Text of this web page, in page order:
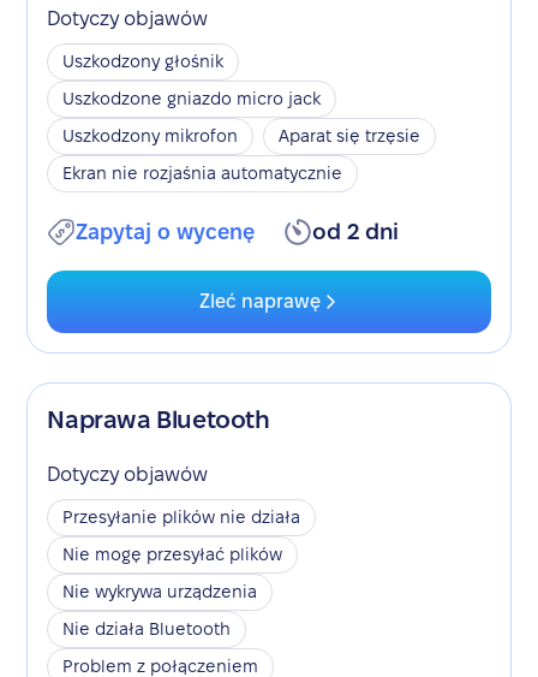
Dotyczy objawów
Uszkodzony głośnik
Uszkodzone gniazdo micro jack
Uszkodzony mikrofon
Aparat się trzęsie
Ekran nie rozjaśnia automatycznie
Zapytaj o wycenę od 2 dni
Zleć naprawę
Naprawa Bluetooth
Dotyczy objawów
Przesyłanie plików nie działa
Nie mogę przesyłać plików
Nie wykrywa urządzenia
Nie działa Bluetooth
Problem z połączeniem